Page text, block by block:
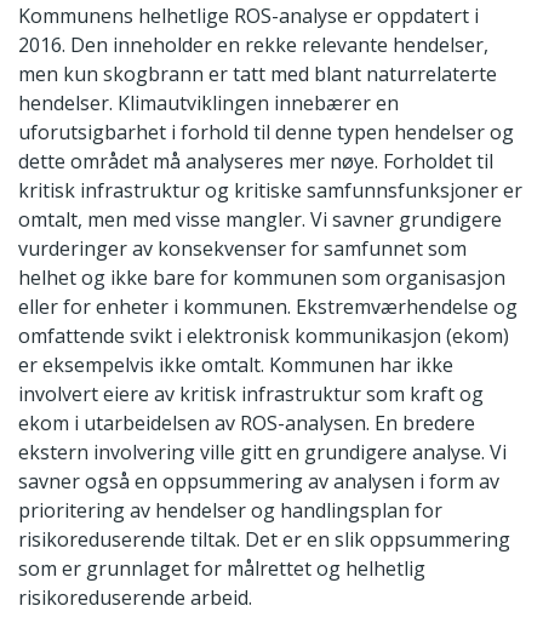
Kommunens helhetlige ROS-analyse er oppdatert i
2016. Den inneholder en rekke relevante hendelser,
men kun skogbrann er tatt med blant naturrelaterte
hendelser. Klimautviklingen innebærer en
uforutsigbarhet i forhold til denne typen hendelser og
dette området må analyseres mer nøye. Forholdet til
kritisk infrastruktur og kritiske samfunnsfunksjoner er
omtalt, men med visse mangler. Vi savner grundigere
vurderinger av konsekvenser for samfunnet som
helhet og ikke bare for kommunen som organisasjon
eller for enheter i kommunen. Ekstremværhendelse og
omfattende svikt i elektronisk kommunikasjon (ekom)
er eksempelvis ikke omtalt. Kommunen har ikke
involvert eiere av kritisk infrastruktur som kraft og
ekom i utarbeidelsen av ROS-analysen. En bredere
ekstern involvering ville gitt en grundigere analyse. Vi
savner også en oppsummering av analysen i form av
prioritering av hendelser og handlingsplan for
risikoreduserende tiltak. Det er en slik oppsummering
som er grunnlaget for målrettet og helhetlig
risikoreduserende arbeid.